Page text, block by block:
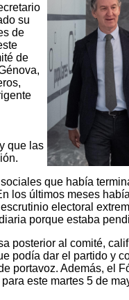
su
de
de
que las
que había
los últimos meses
electoral
porque estaba
posterior al comité,
podía dar el partido y
portavoz. Además, el
este martes 5 de